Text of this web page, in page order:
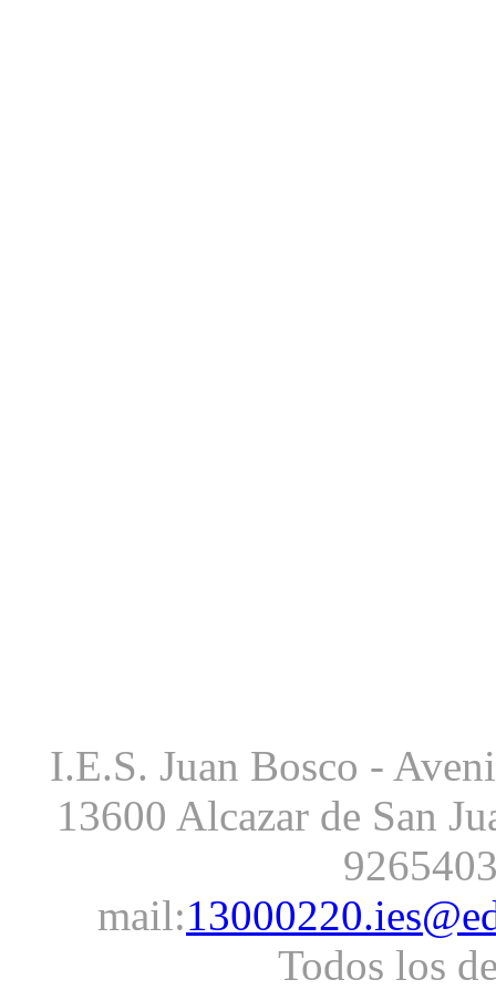
I.E.S. Juan Bosco -
13600 Alcazar de San
mail:
Todos los